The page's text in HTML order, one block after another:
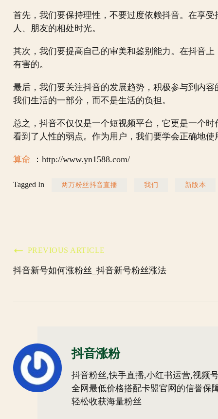
首先，我们要保持理性，不要过度依赖抖音。在享
人、朋友的相处时光。
其次，我们要提高自己的审美和鉴别能力。在抖音
有害的。
最后，我们要关注抖音的发展趋势，积极参与到内
我们生活的一部分，而不是生活的负担。
总之，抖音不仅仅是一个短视频平台，它更是一个
看到了人性的弱点。作为用户，我们要学会正确地使
算命 ：http://www.yn1588.com/
Tagged In 两万粉丝抖音直播 我们 新版本
Post
Navigation
PREVIOUS ARTICLE
抖音新号如何涨粉丝_抖音新号粉丝涨法
抖音涨粉
抖音粉丝,快手直播,小红书运营,视频
全网最低价格搭配卡盟官网的信誉保
轻松收获海量粉丝